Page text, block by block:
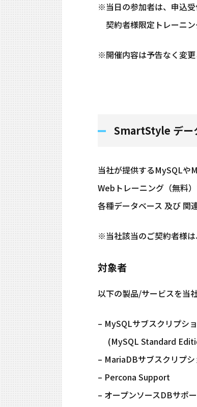
※当日の参加者は、申込受
契約者様限定トレーニ
※開催内容は予告なく変更
SmartStyle デー
当社が提供するMySQLや
Webトレーニング（無料）
各種データベース 及び 関
※当社該当のご契約者様は
対象者
以下の製品/サービスを当
– MySQLサブスクリプシ
(MySQL Standard
– MariaDBサブスクリプシ
– Percona Support
– オープンソースDBサポ